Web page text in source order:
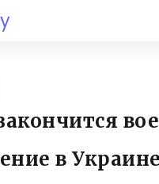
в